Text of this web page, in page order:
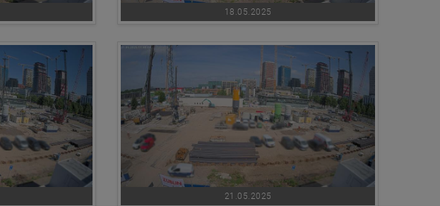
18.05.2025
21.05.2025